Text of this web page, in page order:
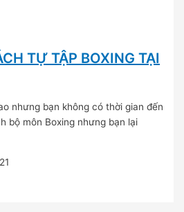
TỰ TẬP BOXING TẠI
nhưng bạn không có thời gian đến
bộ môn Boxing nhưng bạn lại